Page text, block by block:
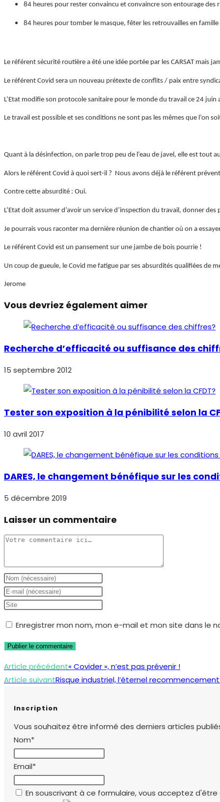
84 heures pour rester convaincu et convaincre son entourage
84 heures pour tomber le masque, fêter les retrouvailles en
Le référent sécurité routière a été une idée portée par les CARSAT mais
Le référent Covid sera un nouveau prétexte de conflits / paix entre
L’Etat modifie son protocole sanitaire pour le monde du travail ce 24
Le travail est possible et ses conditions ne sont pas les mêmes que l’on
Quant à la désinfection, on parle trop peu de l’eau de javel, elle est tout
Alors le référent Covid à quoi sert-il ? Nous avons déjà le référent
Contre cette absurdité : Oui.
L’Etat doit assumer d’avoir un service d’inspection du travail, donner
Je pourrais vous raconter ma dernière réunion de chantier où on a
Le référent Covid est un pansement sur une jambe de bois pourrie !
Un coup de gueule, le Covid me fatigue par ses absurdités qualifiées de
Jerome
Vous devriez également aimer
Recherche d’efficacité ou suffisance des
15 septembre 2012
Tester son exposition à la pénibilité selon la
10 avril 2017
DARES, le changement bénéfique sur les
5 décembre 2019
Laisser un commentaire
Comment
Enter
your
name
username
to
Enter
your
address
to
Saisir
de
votre
(facultatif)
Enregistrer mon nom, mon e-mail et mon site dans le
Read
more
Article précédent« Covider », n’est pas prévenir !
Article suivantRisque industriel, l’éternel
Inscription
Vous souhaitez être informé des derniers articles
Nom*
Email*
En souscrivant à ce formulaire, vous acceptez